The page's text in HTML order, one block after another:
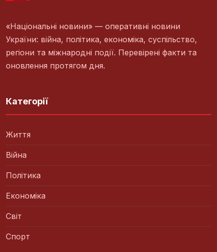
«Національні новини» — оперативні новини
України: війна, політика, економіка, суспільство,
регіони та міжнародні події. Перевірені факти та
оновлення протягом дня.
Категорії
Життя
Війна
Політика
Економіка
Світ
Спорт